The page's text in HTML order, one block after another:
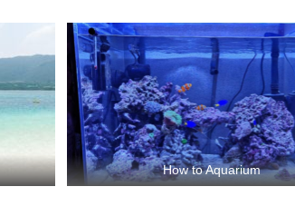
How to Aquarium